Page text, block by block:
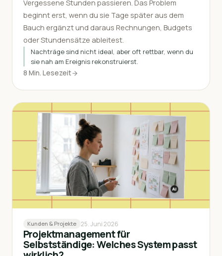
Vergessene Stunden passieren. Das Problem
beginnt erst, wenn du sie Tage später aus dem
Bauch ergänzt und daraus Rechnungen, Budgets
oder Stundensätze ableitest.
Nachträge sind nicht ideal, aber oft rettbar, wenn du
sie nah am Ereignis rekonstruierst.
8 Min. Lesezeit
Kunden & Projekte 25. Juni 2026
Projektmanagement für
Selbstständige: Welches System passt